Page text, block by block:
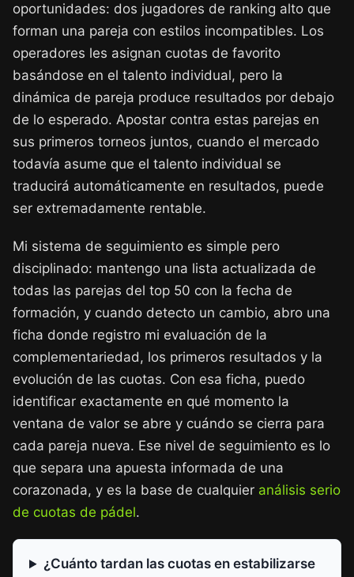
oportunidades: dos jugadores de ranking alto que
forman una pareja con estilos incompatibles. Los
operadores les asignan cuotas de favorito
basándose en el talento individual, pero la
dinámica de pareja produce resultados por debajo
de lo esperado. Apostar contra estas parejas en
sus primeros torneos juntos, cuando el mercado
todavía asume que el talento individual se
traducirá automáticamente en resultados, puede
ser extremadamente rentable.
Mi sistema de seguimiento es simple pero
disciplinado: mantengo una lista actualizada de
todas las parejas del top 50 con la fecha de
formación, y cuando detecto un cambio, abro una
ficha donde registro mi evaluación de la
complementariedad, los primeros resultados y la
evolución de las cuotas. Con esa ficha, puedo
identificar exactamente en qué momento la
ventana de valor se abre y cuándo se cierra para
cada pareja nueva. Ese nivel de seguimiento es lo
que separa una apuesta informada de una
corazonada, y es la base de cualquier análisis serio
de cuotas de pádel.
¿Cuánto tardan las cuotas en estabilizarse